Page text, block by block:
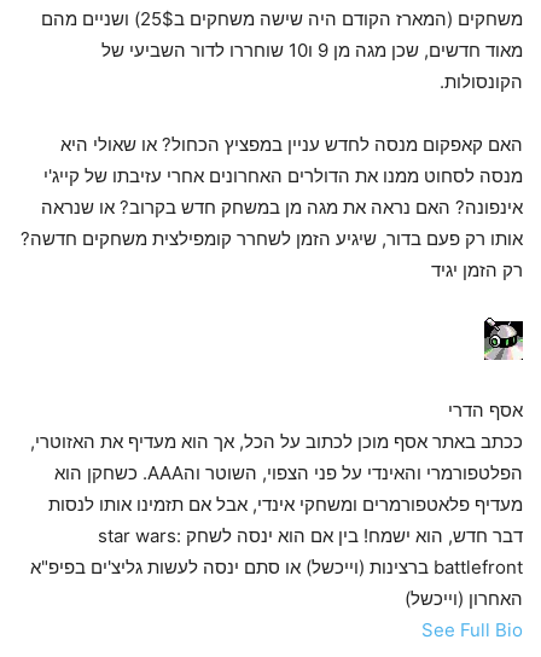
משחקים (המארז הקודם היה שישה משחקים ב25$) ושניים מהם
מאוד חדשים, שכן מגה מן 9 ו10 שוחררו לדור השביעי של
הקונסולות.
האם קאפקום מנסה לחדש עניין במפציץ הכחול? או שאולי היא
מנסה לסחוט ממנו את הדולרים האחרונים אחרי עזיבתו של קייג'י
אינפונה? האם נראה את מגה מן במשחק חדש בקרוב? או שנראה
אותו רק פעם בדור, שיגיע הזמן לשחרר קומפילצית משחקים חדשה?
רק הזמן יגיד
אסף הדרי
ככתב באתר אסף מוכן לכתוב על הכל, אך הוא מעדיף את האזוטרי,
הפלטפורמרי והאינדי על פני הצפוי, השוטר והAAA. כשחקן הוא
מעדיף פלאטפורמרים ומשחקי אינדי, אבל אם תזמינו אותו לנסות
דבר חדש, הוא ישמח! בין אם הוא ינסה לשחק star wars:
battlefront ברצינות (וייכשל) או סתם ינסה לעשות גליצ'ים בפיפ"א
האחרון (וייכשל)
See Full Bio